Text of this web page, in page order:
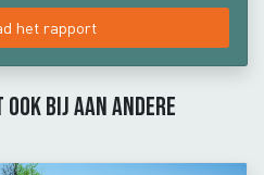
het rapport
bij aan andere